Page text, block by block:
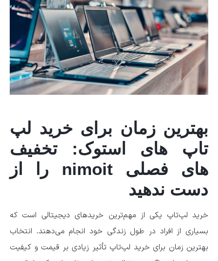
بهترین زمان برای خرید لپ
تاپ های استوک: تخفیف
های فصلی nimoit را از
دست ندهید
خرید لپ‌تاپ یکی از مهم‌ترین خریدهای دیجیتالی است که
بسیاری از افراد در طول زندگی خود انجام می‌دهند. انتخاب
بهترین زمان برای خرید لپ‌تاپ تأثیر زیادی بر قیمت و کیفیت